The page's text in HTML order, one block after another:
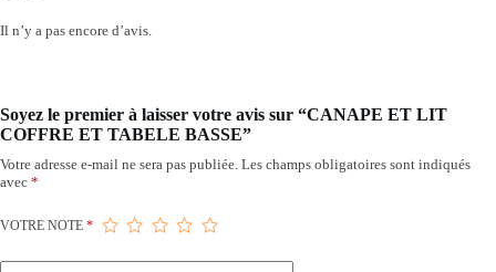
Il n’y a pas encore d’avis.
Soyez le premier à laisser votre avis sur “CANAPE ET LIT
COFFRE ET TABELE BASSE”
Votre adresse e-mail ne sera pas publiée. Les champs obligatoires sont indiqués
avec *
VOTRE NOTE *